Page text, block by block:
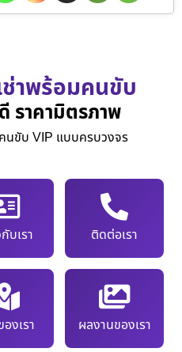
ช่าพร้อมคนขับ
ราคามิตรภาพ
นขับ VIP แบบครบวงจร
บเรา ติดต่อเรา
งเรา ผลงานของเรา